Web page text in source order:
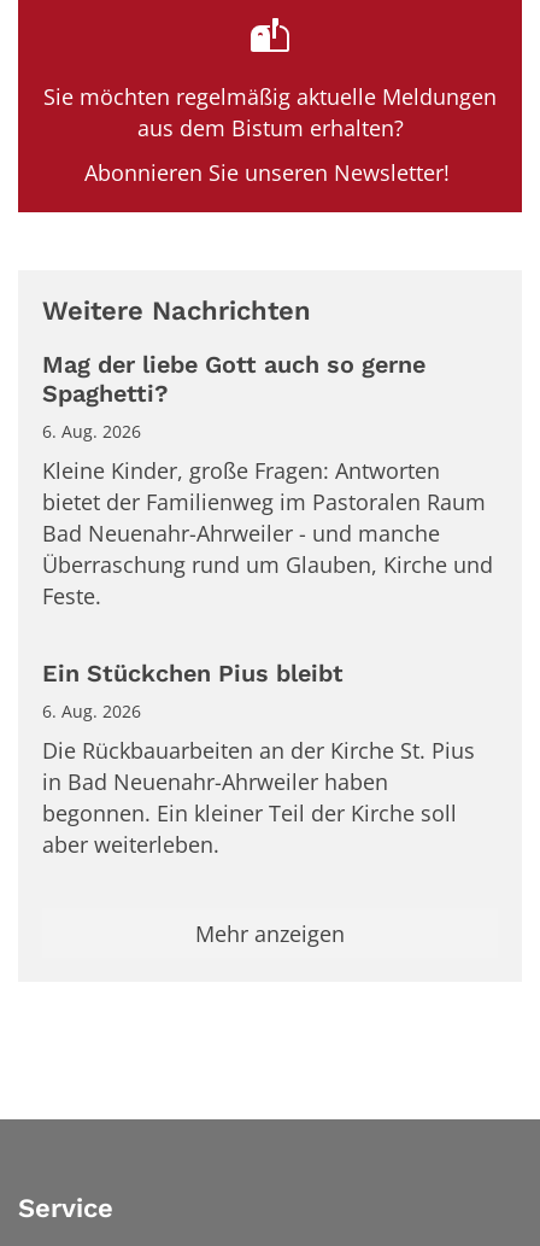
Sie möchten regelmäßig aktuelle Meldungen
aus dem Bistum erhalten?
Abonnieren Sie unseren Newsletter!
Weitere Nachrichten
Mag der liebe Gott auch so gerne
Spaghetti?
6. Aug. 2026
Kleine Kinder, große Fragen: Antworten
bietet der Familienweg im Pastoralen Raum
Bad Neuenahr-Ahrweiler - und manche
Überraschung rund um Glauben, Kirche und
Feste.
Ein Stückchen Pius bleibt
6. Aug. 2026
Die Rückbauarbeiten an der Kirche St. Pius
in Bad Neuenahr-Ahrweiler haben
begonnen. Ein kleiner Teil der Kirche soll
aber weiterleben.
Mehr anzeigen
Service